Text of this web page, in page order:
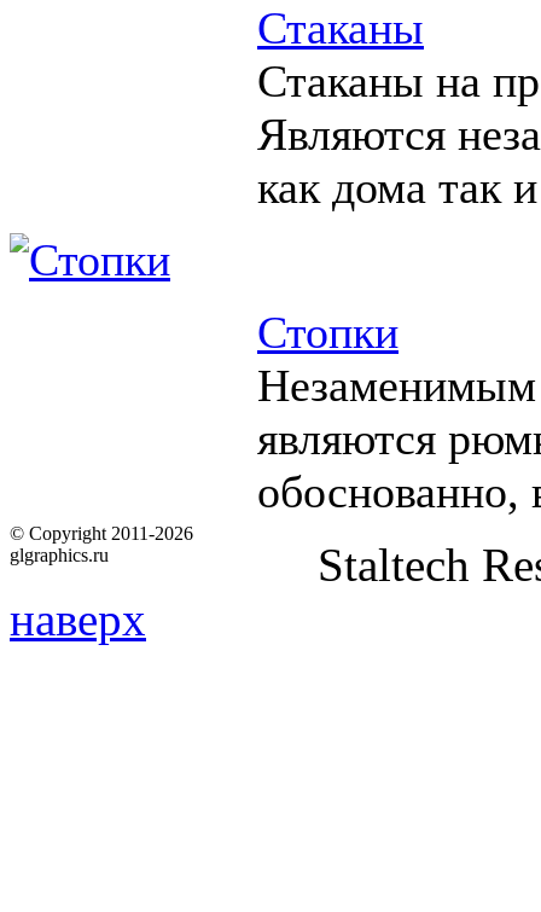
Стаканы
Стаканы на
Являются
как дома так
Стопки
Незаменимым
являются
обоснованно,
© Copyright 2011-2026
glgraphics.ru
Staltech
наверх